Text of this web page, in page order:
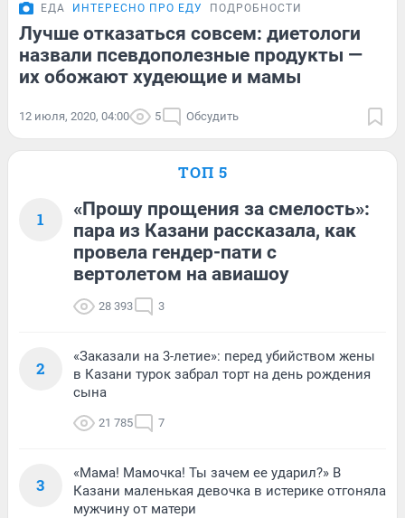
ЕДА ИНТЕРЕСНО ПРО ЕДУ ПОДРОБНОСТИ
Лучше отказаться совсем: диетологи
назвали псевдополезные продукты —
их обожают худеющие и мамы
12 июля, 2020, 04:00 5 Обсудить
ТОП 5
1
«Прошу прощения за смелость»:
пара из Казани рассказала, как
провела гендер-пати с
вертолетом на авиашоу
28 393 3
2
«Заказали на 3-летие»: перед убийством жены
в Казани турок забрал торт на день рождения
сына
21 785 7
3
«Мама! Мамочка! Ты зачем ее ударил?» В
Казани маленькая девочка в истерике отгоняла
мужчину от матери